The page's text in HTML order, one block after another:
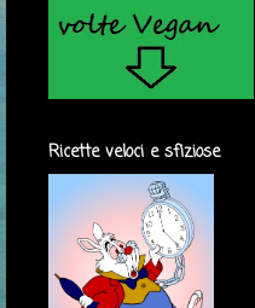
Ricette veloci e sfiziose